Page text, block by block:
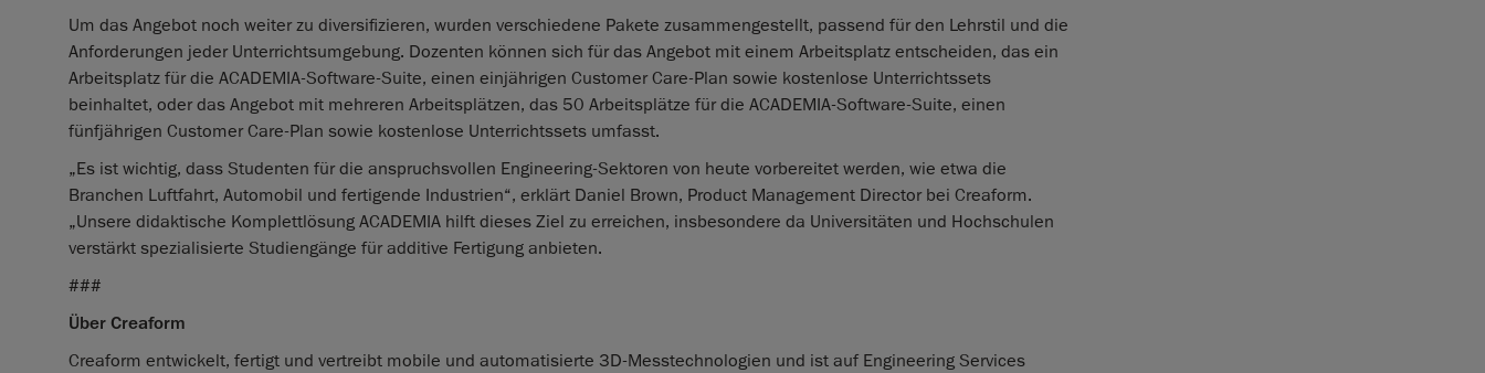
Um das Angebot noch weiter zu diversifizieren, wurden verschiedene Pakete zusammengestellt, passend für den Lehrstil und die
Anforderungen jeder Unterrichtsumgebung. Dozenten können sich für das Angebot mit einem Arbeitsplatz entscheiden, das ein
Arbeitsplatz für die ACADEMIA-Software-Suite, einen einjährigen Customer Care-Plan sowie kostenlose Unterrichtssets
beinhaltet, oder das Angebot mit mehreren Arbeitsplätzen, das 50 Arbeitsplätze für die ACADEMIA-Software-Suite, einen
fünfjährigen Customer Care-Plan sowie kostenlose Unterrichtssets umfasst.
„Es ist wichtig, dass Studenten für die anspruchsvollen Engineering-Sektoren von heute vorbereitet werden, wie etwa die
Branchen Luftfahrt, Automobil und fertigende Industrien“, erklärt Daniel Brown, Product Management Director bei Creaform.
„Unsere didaktische Komplettlösung ACADEMIA hilft dieses Ziel zu erreichen, insbesondere da Universitäten und Hochschulen
verstärkt spezialisierte Studiengänge für additive Fertigung anbieten.
###
Über Creaform
Creaform entwickelt, fertigt und vertreibt mobile und automatisierte 3D-Messtechnologien und ist auf Engineering Services